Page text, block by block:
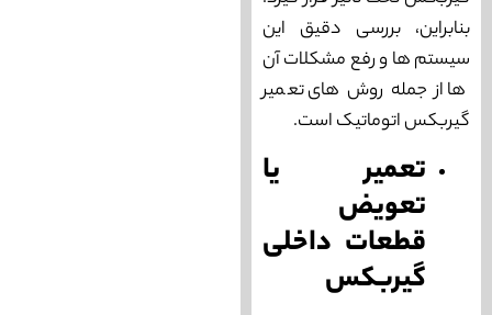
بنابراین، بررسی دقیق این
سیستم‌ ها و رفع مشکلات آن
ها از جمله روش‌ های تعمیر
گیربکس اتوماتیک است.
تعمیر یا
تعویض
قطعات داخلی
گیربکس